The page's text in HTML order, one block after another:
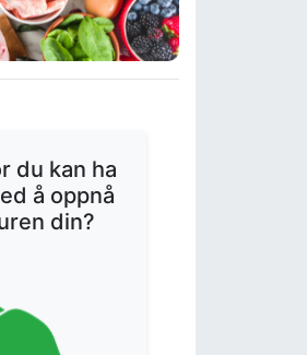
du kan ha
å oppnå
din?